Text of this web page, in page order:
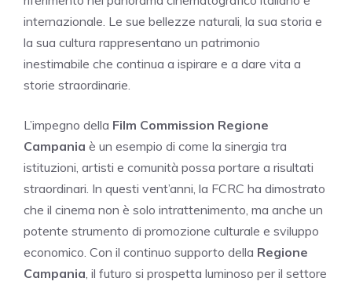
internazionale. Le sue bellezze naturali, la sua storia e
la sua cultura rappresentano un patrimonio
inestimabile che continua a ispirare e a dare vita a
storie straordinarie.
L’impegno della Film Commission Regione
Campania è un esempio di come la sinergia tra
istituzioni, artisti e comunità possa portare a risultati
straordinari. In questi vent’anni, la FCRC ha dimostrato
che il cinema non è solo intrattenimento, ma anche un
potente strumento di promozione culturale e sviluppo
economico. Con il continuo supporto della Regione
Campania , il futuro si prospetta luminoso per il settore